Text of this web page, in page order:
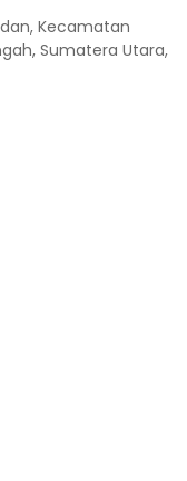
Kecamatan
Sumatera Utara,